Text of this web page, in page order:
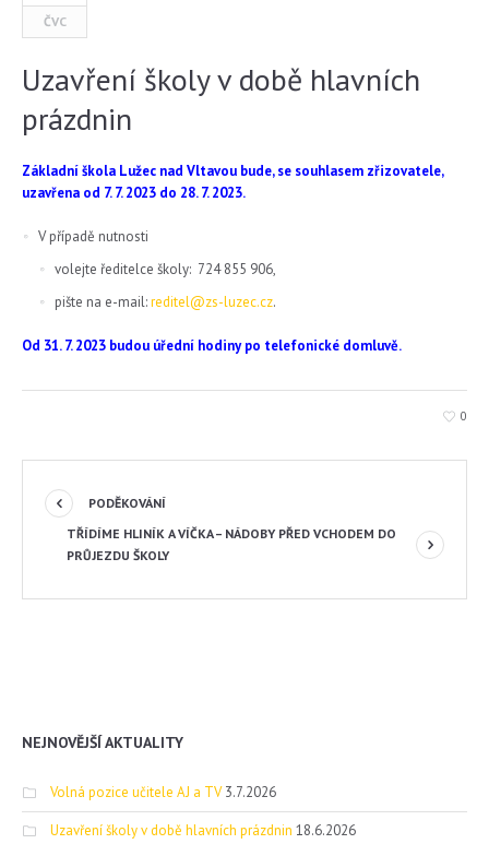
ČVC
Uzavření školy v době hlavních
prázdnin
Základní škola Lužec nad Vltavou bude, se souhlasem zřizovatele,
uzavřena od 7. 7. 2023 do 28. 7. 2023.
V případě nutnosti
volejte ředitelce školy: 724 855 906,
pište na e-mail:reditel@zs-luzec.cz.
Od 31. 7. 2023 budou úřední hodiny po telefonické domluvě.
0
PODĚKOVÁNÍ
TŘÍDÍME HLINÍK A VÍČKA – NÁDOBY PŘED VCHODEM DO
PRŮJEZDU ŠKOLY
NEJNOVĚJŠÍ AKTUALITY
Volná pozice učitele AJ a TV 3.7.2026
Uzavření školy v době hlavních prázdnin 18.6.2026